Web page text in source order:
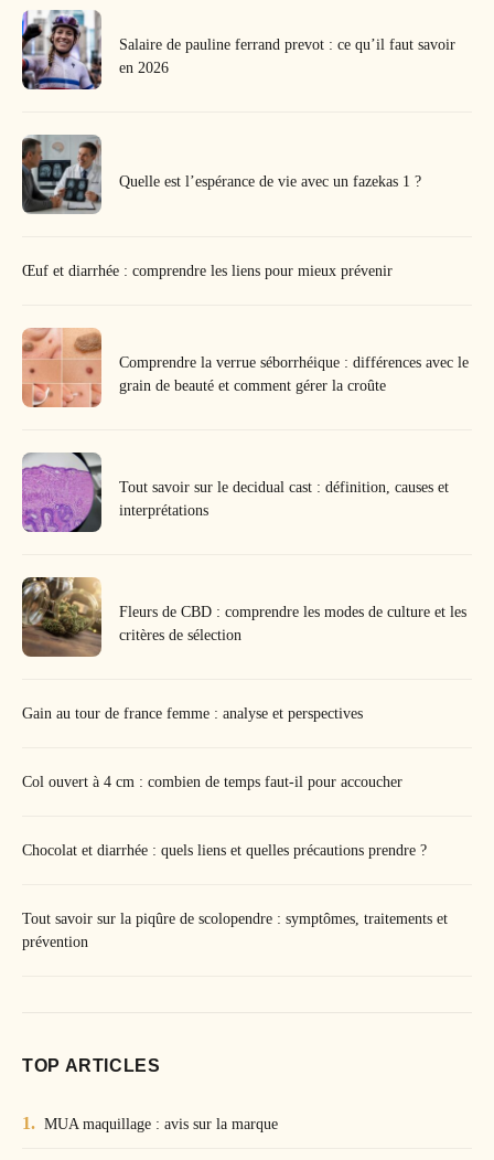
Salaire de pauline ferrand prevot : ce qu’il faut savoir
en 2026
Quelle est l’espérance de vie avec un fazekas 1 ?
Œuf et diarrhée : comprendre les liens pour mieux prévenir
Comprendre la verrue séborrhéique : différences avec le
grain de beauté et comment gérer la croûte
Tout savoir sur le decidual cast : définition, causes et
interprétations
Fleurs de CBD : comprendre les modes de culture et les
critères de sélection
Gain au tour de france femme : analyse et perspectives
Col ouvert à 4 cm : combien de temps faut-il pour accoucher
Chocolat et diarrhée : quels liens et quelles précautions prendre ?
Tout savoir sur la piqûre de scolopendre : symptômes, traitements et
prévention
TOP ARTICLES
MUA maquillage : avis sur la marque